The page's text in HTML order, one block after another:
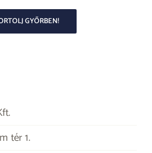
GYŐRBEN!
tér 1.